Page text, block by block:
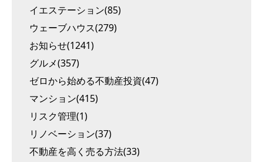
イエステーション(85)
ウェーブハウス(279)
お知らせ(1241)
グルメ(357)
ゼロから始める不動産投資(47)
マンション(415)
リスク管理(1)
リノベーション(37)
不動産を高く売る方法(33)